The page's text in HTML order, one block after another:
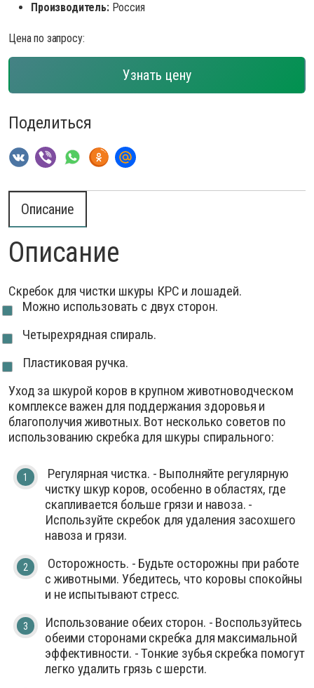
Производитель:Россия
Цена по запросу:
Узнать цену
Поделиться
Описание
Описание
Скребок для чистки шкуры КРС и лошадей.
Можно использовать с двух сторон.
Четырехрядная спираль.
Пластиковая ручка.
Уход за шкурой коров в крупном животноводческом
комплексе важен для поддержания здоровья и
благополучия животных. Вот несколько советов по
использованию скребка для шкуры спирального:
Регулярная чистка. - Выполняйте регулярную
чистку шкур коров, особенно в областях, где
скапливается больше грязи и навоза. -
Используйте скребок для удаления засохшего
навоза и грязи.
Осторожность. - Будьте осторожны при работе
с животными. Убедитесь, что коровы спокойны
и не испытывают стресс.
Использование обеих сторон. - Воспользуйтесь
обеими сторонами скребка для максимальной
эффективности. - Тонкие зубья скребка помогут
легко удалить грязь с шерсти.